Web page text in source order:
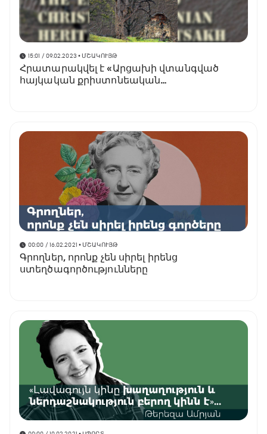
15:01 / 09.02.2023 • ՄՇԱԿՈՒՅԹ
Հրատարակվել է «Արցախի վտանգված
հայկական քրիստոնեական
00:00 / 16.02.2021 • ՄՇԱԿՈՒՅԹ
Գրողներ, որոնք չեն սիրել իրենց
ստեղծագործությունները